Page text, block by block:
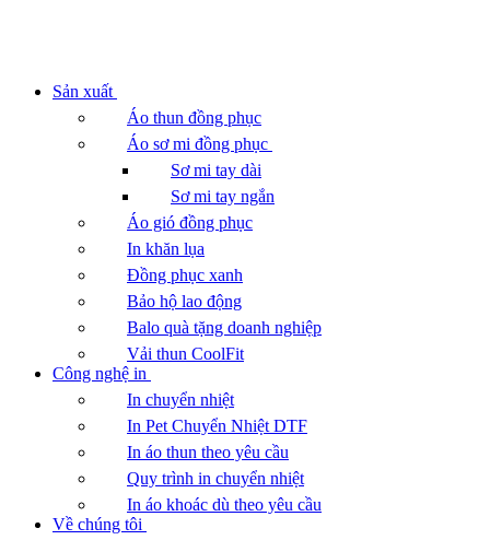
Sản xuất
Áo thun đồng phục
Áo sơ mi đồng phục
Sơ mi tay dài
Sơ mi tay ngắn
Áo gió đồng phục
In khăn lụa
Đồng phục xanh
Bảo hộ lao động
Balo quà tặng doanh nghiệp
Vải thun CoolFit
Công nghệ in
In chuyển nhiệt
In Pet Chuyển Nhiệt DTF
In áo thun theo yêu cầu
Quy trình in chuyển nhiệt
In áo khoác dù theo yêu cầu
Về chúng tôi